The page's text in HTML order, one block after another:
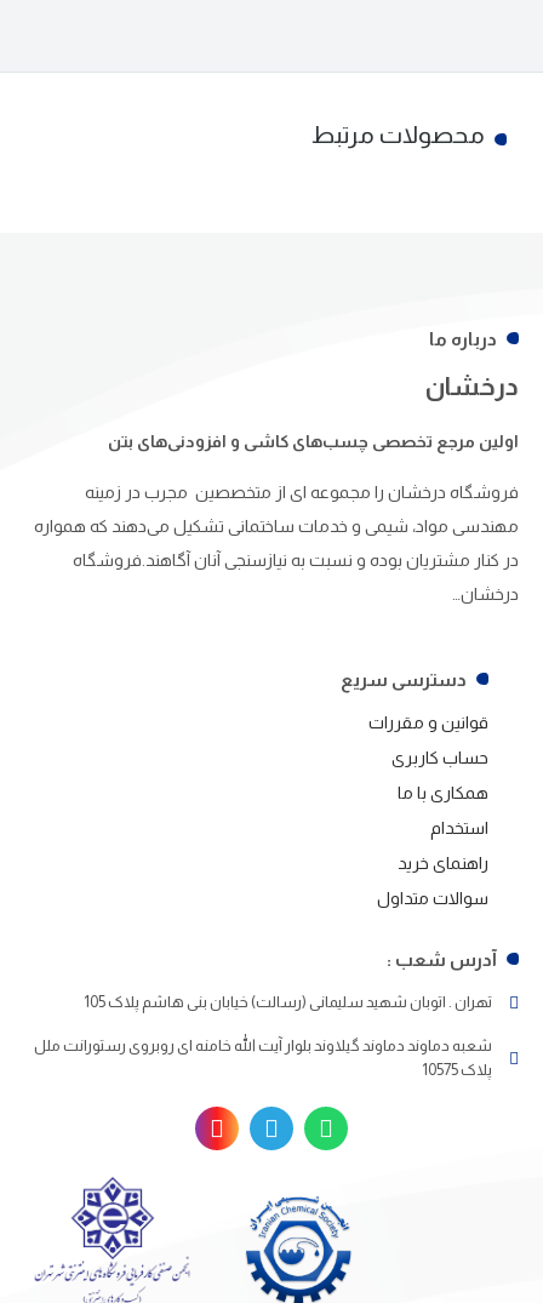
محصولات مرتبط
درباره ما
درخشان
اولین مرجع تخصصی چسب‌های کاشی و افزودنی‌های بتن
فروشگاه درخشان را مجموعه ای از متخصصین مجرب در زمینه
مهندسی مواد، شیمی و خدمات ساختمانی تشکیل می‌دهند که همواره
در کنار مشتریان بوده و نسبت به نیازسنجی آنان آگاهند.فروشگاه
درخشان…
دسترسی سریع
قوانین و مقررات
حساب کاربری
همکاری با ما
استخدام
راهنمای خرید
سوالات متداول
آدرس شعب :
تهران . اتوبان شهید سلیمانی (رسالت) خیابان بنی هاشم پلاک 105
شعبه دماوند دماوند گیلاوند بلوار آیت الله خامنه ای روبروی رستورانت ملل
پلاک 10575